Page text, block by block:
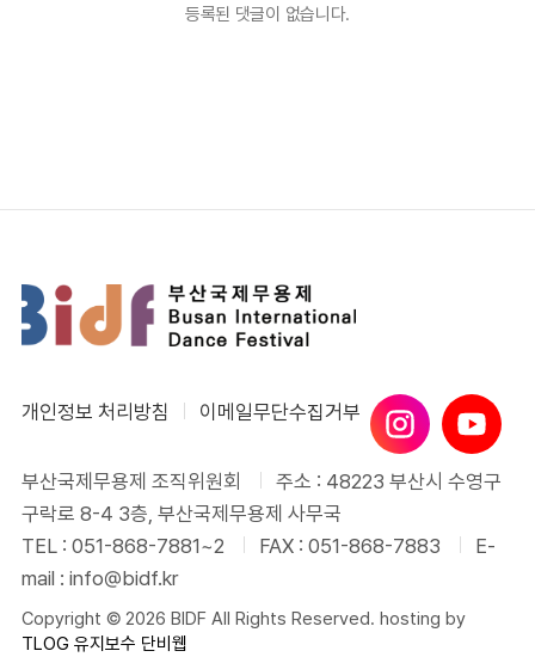
등록된 댓글이 없습니다.
개인정보 처리방침 이메일무단수집거부
부산국제무용제 조직위원회
주소 : 48223 부산시 수영구
구락로 8-4 3층, 부산국제무용제 사무국
TEL : 051-868-7881~2
FAX : 051-868-7883
E-
mail : info@bidf.kr
Copyright © 2026 BIDF All Rights Reserved. hosting by
TLOG 유지보수 단비웹